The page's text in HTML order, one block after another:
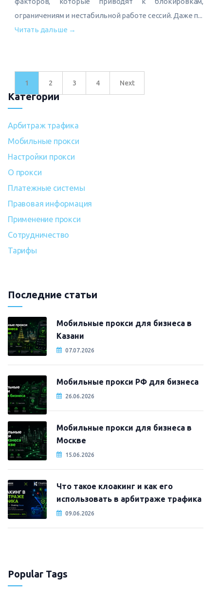
ограничениям и нестабильной работе сессий. Даже п...
Читать дальше →
1 2 3 4 Next
Категории
Арбитраж трафика
Мобильные прокси
Настройки прокси
О прокси
Платежные системы
Правовая информация
Применение прокси
Сотрудничество
Тарифы
Последние статьи
Мобильные прокси для бизнеса в
Казани
07.07.2026
Мобильные прокси РФ для бизнеса
26.06.2026
Мобильные прокси для бизнеса в
Москве
15.06.2026
Что такое клоакинг и как его
использовать в арбитраже трафика
09.06.2026
Popular Tags